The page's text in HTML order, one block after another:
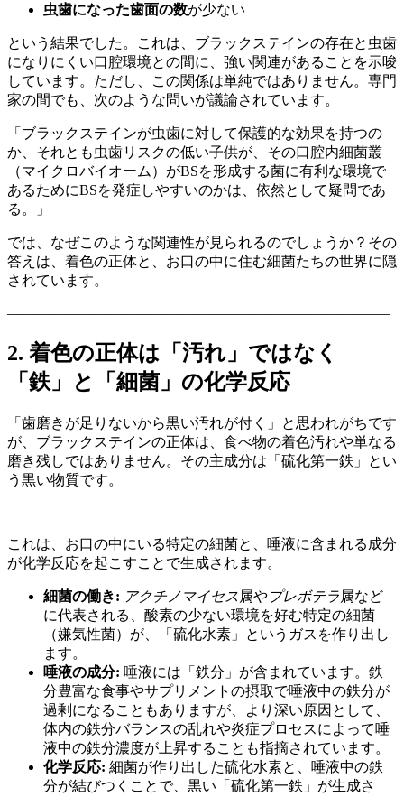
虫歯になった歯面の数が少ない
という結果でした。これは、ブラックステインの存在と虫歯
になりにくい口腔環境との間に、強い関連があることを示唆
しています。ただし、この関係は単純ではありません。専門
家の間でも、次のような問いが議論されています。
「ブラックステインが虫歯に対して保護的な効果を持つの
か、それとも虫歯リスクの低い子供が、その口腔内細菌叢
（マイクロバイオーム）がBSを形成する菌に有利な環境で
あるためにBSを発症しやすいのかは、依然として疑問であ
る。」
では、なぜこのような関連性が見られるのでしょうか？その
答えは、着色の正体と、お口の中に住む細菌たちの世界に隠
されています。
——————————————————————————–
2. 着色の正体は「汚れ」ではなく
「鉄」と「細菌」の化学反応
「歯磨きが足りないから黒い汚れが付く」と思われがちです
が、ブラックステインの正体は、食べ物の着色汚れや単なる
磨き残しではありません。その主成分は「硫化第一鉄」とい
う黒い物質です。
これは、お口の中にいる特定の細菌と、唾液に含まれる成分
が化学反応を起こすことで生成されます。
細菌の働き: アクチノマイセス属やプレボテラ属など
に代表される、酸素の少ない環境を好む特定の細菌
（嫌気性菌）が、「硫化水素」というガスを作り出し
ます。
唾液の成分: 唾液には「鉄分」が含まれています。鉄
分豊富な食事やサプリメントの摂取で唾液中の鉄分が
過剰になることもありますが、より深い原因として、
体内の鉄分バランスの乱れや炎症プロセスによって唾
液中の鉄分濃度が上昇することも指摘されています。
化学反応: 細菌が作り出した硫化水素と、唾液中の鉄
分が結びつくことで、黒い「硫化第一鉄」が生成さ